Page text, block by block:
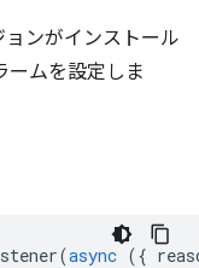
ンがインストール
ームを設定しま
(async ({